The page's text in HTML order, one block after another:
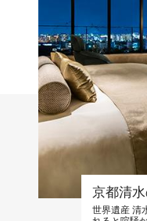
京都清
世界遺産 清